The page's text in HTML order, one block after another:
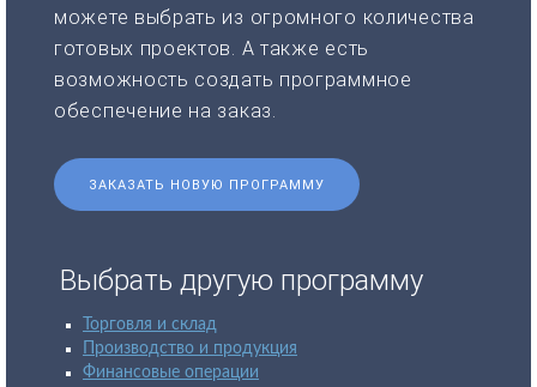
можете выбрать из огромного количества
готовых проектов. А также есть
возможность создать программное
обеспечение на заказ.
ЗАКАЗАТЬ НОВУЮ ПРОГРАММУ
Выбрать другую программу
Торговля и склад
Производство и продукция
Финансовые операции